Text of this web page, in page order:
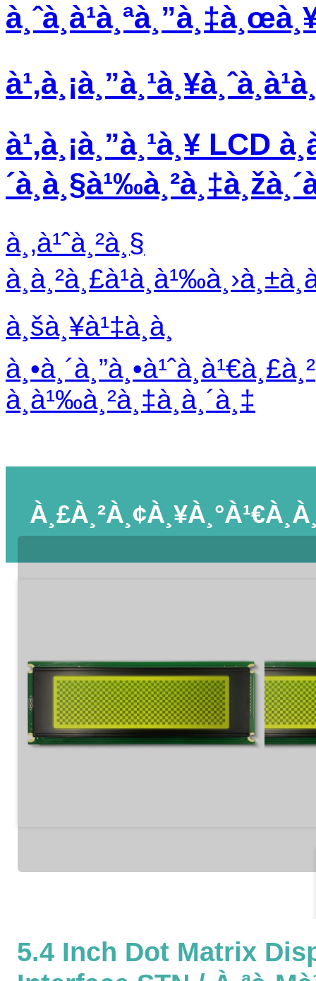
à¹‚à¸¡à¸”à¸¹à¸¥ LCD
à¸‚à¹ˆà¸²à¸§
à¸šà¸¥à¹‡à¸­à¸
à¸•à¸´à¸”à¸•à¹ˆà¸­à¹€à¸£à¸²
à¸­à¹‰à¸²à¸‡à¸­à¸´à¸‡
5.4 Inch Dot Matrix